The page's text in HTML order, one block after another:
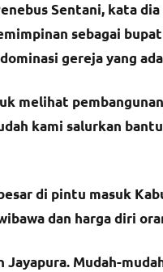
Sentani, kata
sebagai
gereja yang
melihat
kami salurkan
di pintu masuk
dan harga diri
Mudah-